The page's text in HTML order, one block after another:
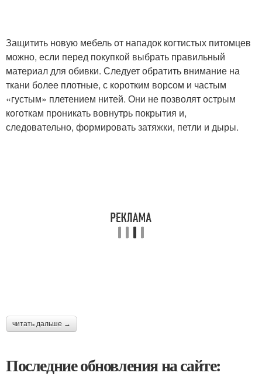
Защитить новую мебель от нападок когтистых питомцев
можно, если перед покупкой выбрать правильный
материал для обивки. Следует обратить внимание на
ткани более плотные, с коротким ворсом и частым
«густым» плетением нитей. Они не позволят острым
коготкам проникать вовнутрь покрытия и,
следовательно, формировать затяжки, петли и дыры.
читать дальше →
Последние обновления на сайте: